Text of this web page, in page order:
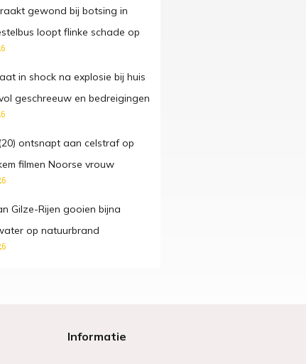
gewond bij botsing in
loopt flinke schade op
in shock na explosie bij huis
geschreeuw en bedreigingen
ontsnapt aan celstraf op
filmen Noorse vrouw
Gilze-Rijen gooien bijna
op natuurbrand
Informatie